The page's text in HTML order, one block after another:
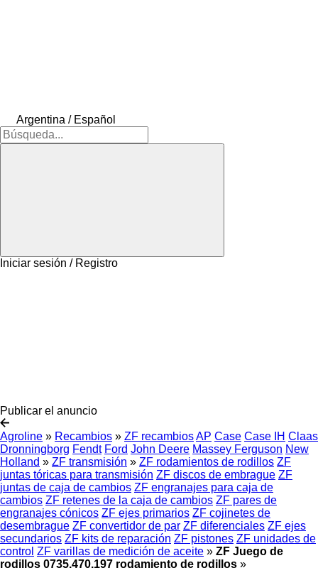
Argentina / Español
Iniciar sesión / Registro
Publicar el anuncio
Agroline » Recambios » ZF recambiosAP Case Case IH Claas
Dronningborg Fendt Ford John Deere Massey Ferguson New
Holland » ZF transmisión » ZF rodamientos de rodillos ZF
juntas tóricas para transmisión ZF discos de embrague ZF
juntas de caja de cambios ZF engranajes para caja de
cambios ZF retenes de la caja de cambios ZF pares de
engranajes cónicos ZF ejes primarios ZF cojinetes de
desembrague ZF convertidor de par ZF diferenciales ZF ejes
secundarios ZF kits de reparación ZF pistones ZF unidades de
control ZF varillas de medición de aceite » ZF Juego de
rodillos 0735.470.197 rodamiento de rodillos »